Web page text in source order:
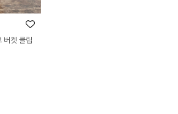
버켓 클립